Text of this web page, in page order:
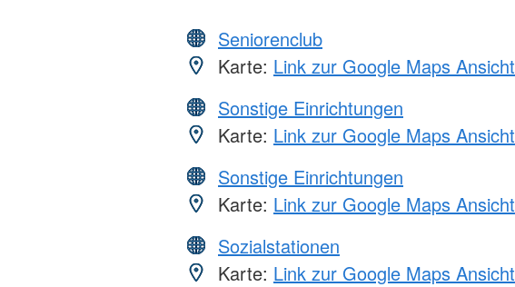
Seniorenclub
Karte: Link zur Google Maps Ansicht
Sonstige Einrichtungen
Karte: Link zur Google Maps Ansicht
Sonstige Einrichtungen
Karte: Link zur Google Maps Ansicht
Sozialstationen
Karte: Link zur Google Maps Ansicht